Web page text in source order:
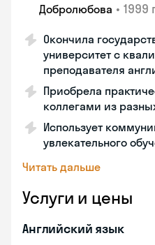
Добролюбова • 1999
Окончила
университет с
преподавателя
Приобрела
коллегами из
Использует
увлекательного
Читать дальше
Услуги и цены
Английский язык